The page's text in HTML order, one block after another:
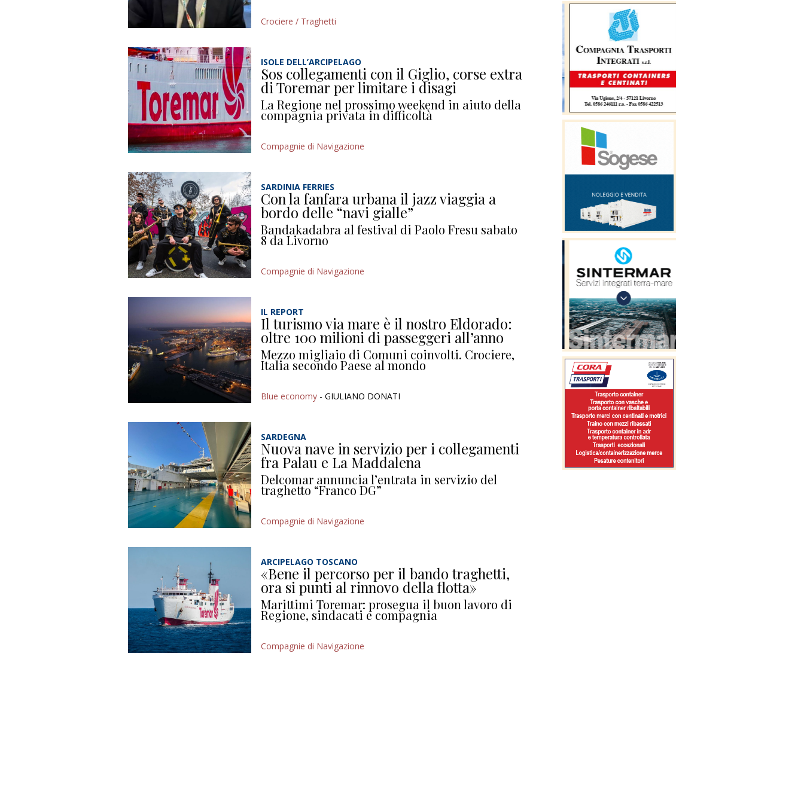
Crociere / Traghetti
ISOLE DELL’ARCIPELAGO
Sos collegamenti con il Giglio, corse extra
di Toremar per limitare i disagi
La Regione nel prossimo weekend in aiuto della
compagnia privata in difficoltà
Compagnie di Navigazione
SARDINIA FERRIES
Con la fanfara urbana il jazz viaggia a
bordo delle “navi gialle”
Bandakadabra al festival di Paolo Fresu sabato
8 da Livorno
Compagnie di Navigazione
IL REPORT
Il turismo via mare è il nostro Eldorado:
oltre 100 milioni di passeggeri all’anno
Mezzo migliaio di Comuni coinvolti. Crociere,
Italia secondo Paese al mondo
Blue economy - GIULIANO DONATI
SARDEGNA
Nuova nave in servizio per i collegamenti
fra Palau e La Maddalena
Delcomar annuncia l’entrata in servizio del
traghetto “Franco DG”
Compagnie di Navigazione
ARCIPELAGO TOSCANO
«Bene il percorso per il bando traghetti,
ora si punti al rinnovo della flotta»
Marittimi Toremar: prosegua il buon lavoro di
Regione, sindacati e compagnia
Compagnie di Navigazione